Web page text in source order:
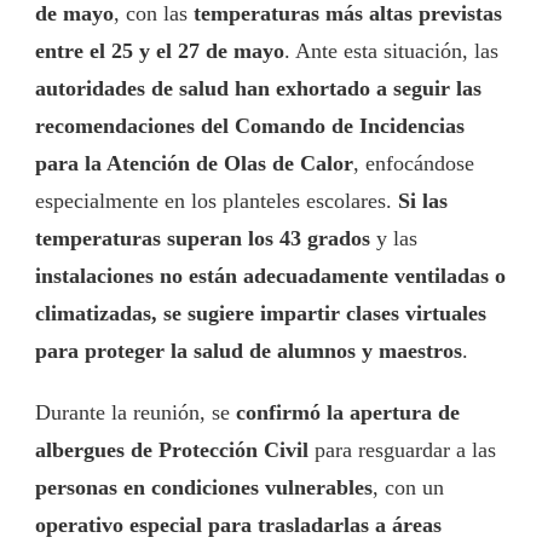
de mayo, con las temperaturas más altas previstas
entre el 25 y el 27 de mayo. Ante esta situación, las
autoridades de salud han exhortado a seguir las
recomendaciones del Comando de Incidencias
para la Atención de Olas de Calor, enfocándose
especialmente en los planteles escolares. Si las
temperaturas superan los 43 grados y las
instalaciones no están adecuadamente ventiladas o
climatizadas, se sugiere impartir clases virtuales
para proteger la salud de alumnos y maestros.
Durante la reunión, se confirmó la apertura de
albergues de Protección Civil para resguardar a las
personas en condiciones vulnerables, con un
operativo especial para trasladarlas a áreas